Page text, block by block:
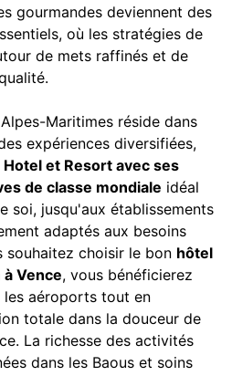
gourmandes deviennent des
où les stratégies de
de mets raffinés et de
Maritimes réside dans
expériences diversifiées,
et Resort avec ses
de classe mondiale idéal
soi, jusqu'aux établissements
adaptés aux besoins
souhaitez choisir le bon hôtel
Vence, vous bénéficierez
aéroports tout en
totale dans la douceur de
La richesse des activités
dans les Baous et soins